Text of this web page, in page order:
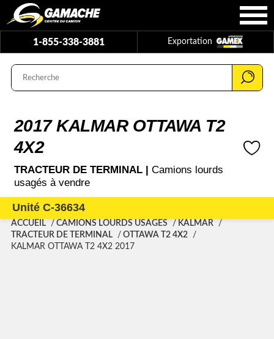
1-855-338-3881 Exportation
2017 KALMAR OTTAWA T2
4X2
TRACTEUR DE TERMINAL | Camions lourds
usagés à vendre
Unité C-36634
ACCUEIL CAMIONS LOURDS USAGÉS
KALMAR
TRACTEUR DE TERMINAL
OTTAWA T2 4X2
KALMAR OTTAWA T2 4X2 2017